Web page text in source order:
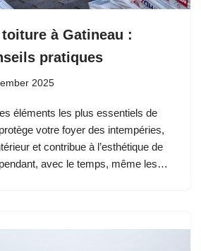
à Gatineau :
pratiques
2025
éléments les plus essentiels de
votre foyer des intempéries,
et contribue à l’esthétique de
avec le temps, même les…